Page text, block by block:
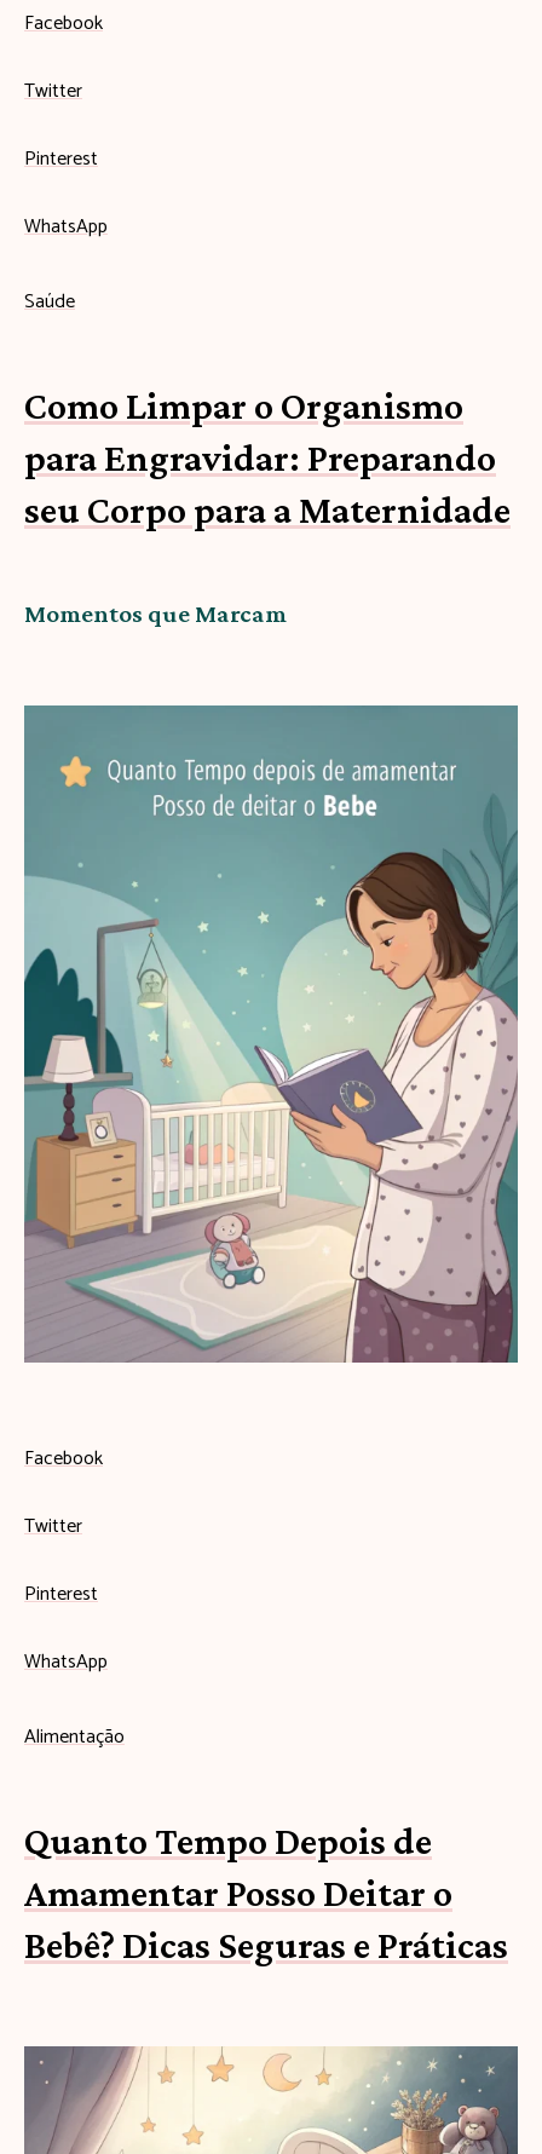
Facebook
Twitter
Pinterest
WhatsApp
Saúde
Como Limpar o Organismo
para Engravidar: Preparando
seu Corpo para a Maternidade
Momentos que Marcam
Facebook
Twitter
Pinterest
WhatsApp
Alimentação
Quanto Tempo Depois de
Amamentar Posso Deitar o
Bebê? Dicas Seguras e Práticas